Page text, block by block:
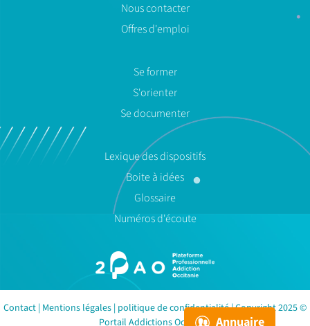
Nous contacter
Offres d'emploi
Se former
S'orienter
Se documenter
Lexique des dispositifs
Boite à idées
Glossaire
Numéros d'écoute
Contact | Mentions légales | politique de confidentialité| Copyright 2025 ©
Portail Addictions Occitanie Annuaire